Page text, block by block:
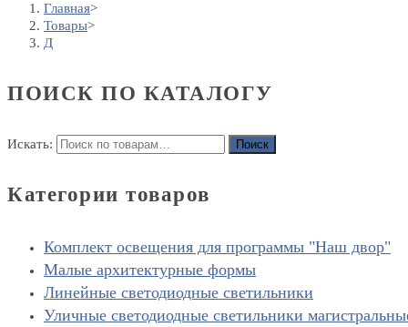
Главная>
Товары>
Д
ПОИСК ПО КАТАЛОГУ
Искать: Поиск
Категории товаров
Комплект освещения для программы "Наш двор"
Малые архитектурные формы
Линейные светодиодные светильники
Уличные светодиодные светильники